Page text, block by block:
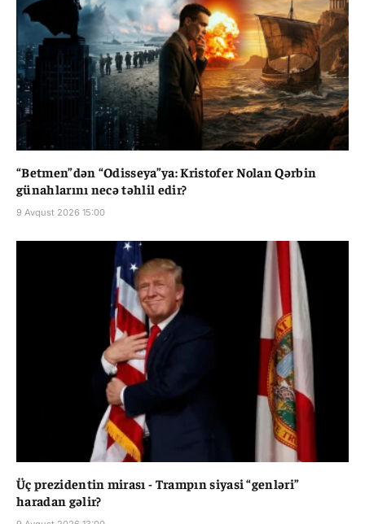
“Betmen”dən “Odisseya”ya: Kristofer Nolan Qərbin
günahlarını necə təhlil edir?
9 Avqust 2026 15:00
Üç prezidentin mirası - Trampın siyasi “genləri”
haradan gəlir?